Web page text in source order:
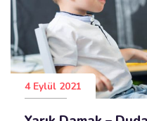
4 Eylül 2021